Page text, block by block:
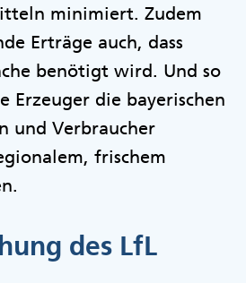
minimiert. Zudem
Erträge auch, dass
benötigt wird. Und so
Erzeuger die bayerischen
und Verbraucher
frischem
des LfL